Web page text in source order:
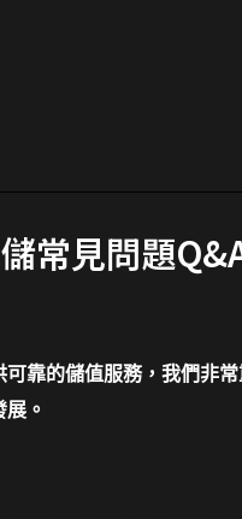
儲常見問題Q&A
靠的儲值服務，我們非
。